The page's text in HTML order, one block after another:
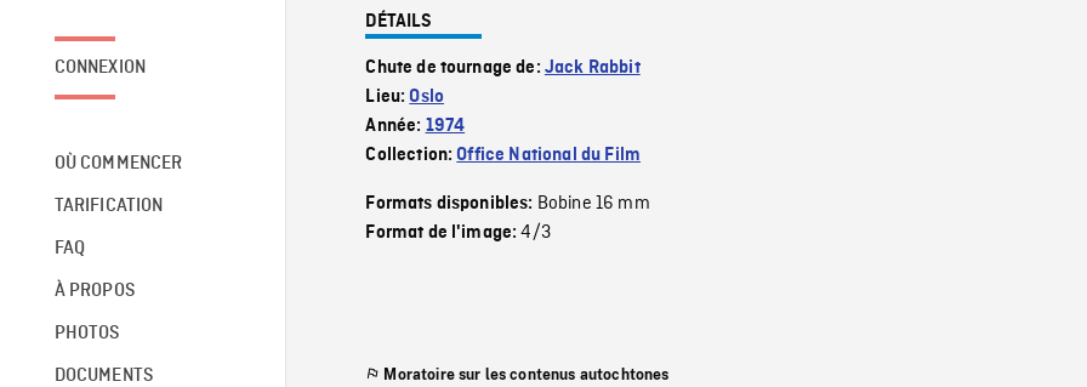
CONNEXION
OÙ COMMENCER
TARIFICATION
FAQ
À PROPOS
PHOTOS
DOCUMENTS
DÉTAILS
Chute de tournage de: Jack Rabbit
Lieu:Oslo
Année: 1974
Collection:Office National du Film
Formats disponibles: Bobine 16 mm
Format de l'image:4/3
Moratoire sur les contenus autochtones